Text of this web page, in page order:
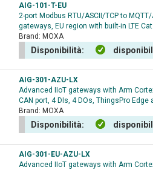
AIG-101-T-EU
2-port Modbus RTU/ASCII/TCP to
gateways, EU region with built-in LTE
Brand: MOXA
Disponibilità:
AIG-301-AZU-LX
Advanced IIoT gateways with Arm
CAN port, 4 DIs, 4 DOs, ThingsPro
Brand: MOXA
Disponibilità:
AIG-301-EU-AZU-LX
Advanced IIoT gateways with Arm